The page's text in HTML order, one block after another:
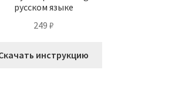
русском языке
249 ₽
инструкцию